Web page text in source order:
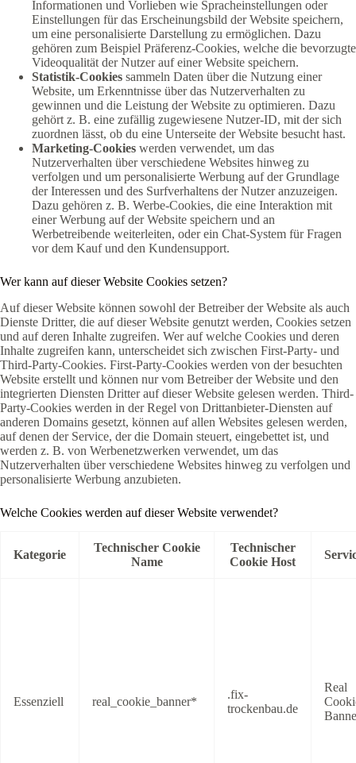
Informationen und Vorlieben wie Spracheinstellungen oder
Einstellungen für das Erscheinungsbild der Website speichern,
um eine personalisierte Darstellung zu ermöglichen. Dazu
gehören zum Beispiel Präferenz-Cookies, welche die bevorzugte
Videoqualität der Nutzer auf einer Website speichern.
Statistik-Cookies sammeln Daten über die Nutzung einer
Website, um Erkenntnisse über das Nutzerverhalten zu
gewinnen und die Leistung der Website zu optimieren. Dazu
gehört z. B. eine zufällig zugewiesene Nutzer-ID, mit der sich
zuordnen lässt, ob du eine Unterseite der Website besucht hast.
Marketing-Cookies werden verwendet, um das
Nutzerverhalten über verschiedene Websites hinweg zu
verfolgen und um personalisierte Werbung auf der Grundlage
der Interessen und des Surfverhaltens der Nutzer anzuzeigen.
Dazu gehören z. B. Werbe-Cookies, die eine Interaktion mit
einer Werbung auf der Website speichern und an
Werbetreibende weiterleiten, oder ein Chat-System für Fragen
vor dem Kauf und den Kundensupport.
Wer kann auf dieser Website Cookies setzen?
Auf dieser Website können sowohl der Betreiber der Website als auch
Dienste Dritter, die auf dieser Website genutzt werden, Cookies setzen
und auf deren Inhalte zugreifen. Wer auf welche Cookies und deren
Inhalte zugreifen kann, unterscheidet sich zwischen First-Party- und
Third-Party-Cookies. First-Party-Cookies werden von der besuchten
Website erstellt und können nur vom Betreiber der Website und den
integrierten Diensten Dritter auf dieser Website gelesen werden. Third-
Party-Cookies werden in der Regel von Drittanbieter-Diensten auf
anderen Domains gesetzt, können auf allen Websites gelesen werden,
auf denen der Service, der die Domain steuert, eingebettet ist, und
werden z. B. von Werbenetzwerken verwendet, um das
Nutzerverhalten über verschiedene Websites hinweg zu verfolgen und
personalisierte Werbung anzubieten.
Welche Cookies werden auf dieser Website verwendet?
Kategorie
Technischer Cookie
Name
Technischer
Cookie Host
Essenziell real_cookie_banner*
.fix-
trockenbau.de
Real